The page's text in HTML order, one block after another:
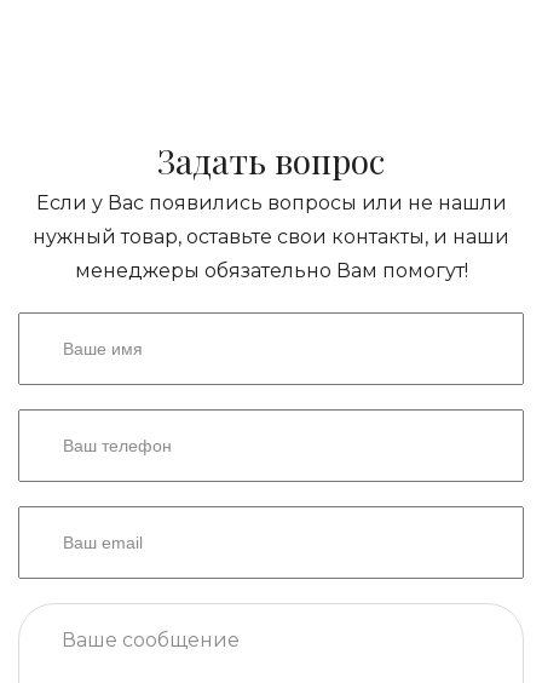
Задать вопрос
Если у Вас появились вопросы или не нашли
нужный товар, оставьте свои контакты, и наши
менеджеры обязательно Вам помогут!